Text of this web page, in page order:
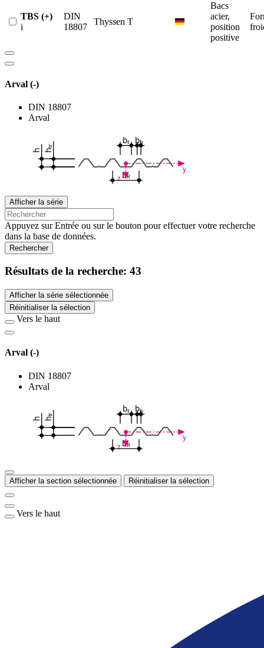
TBS (+)
i
DIN
18807
Thyssen T
Bacs
acier,
position
positive
Arval (-)
DIN 18807
Arval
bt
bR
bb
h h
tr
y
z
Afficher la série
Appuyez sur Entrée ou sur le bouton pour effectuer votre recherche
dans la base de données.
Rechercher
Résultats de la recherche: 43
Afficher la série sélectionnée
Réinitialiser la sélection
Vers le haut
Arval (-)
DIN 18807
Arval
bt
bR
bb
h h
tr
y
z
Afficher la section sélectionnée Réinitialiser la sélection
Vers le haut